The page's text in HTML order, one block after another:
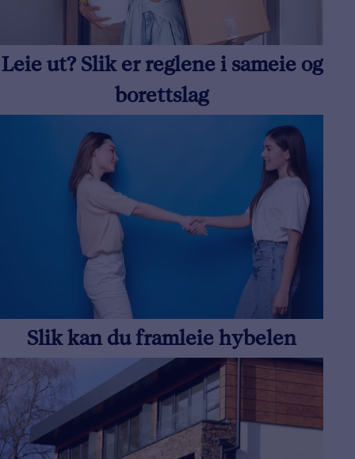
Leie ut? Slik er reglene i sameie og
borettslag
Slik kan du framleie hybelen